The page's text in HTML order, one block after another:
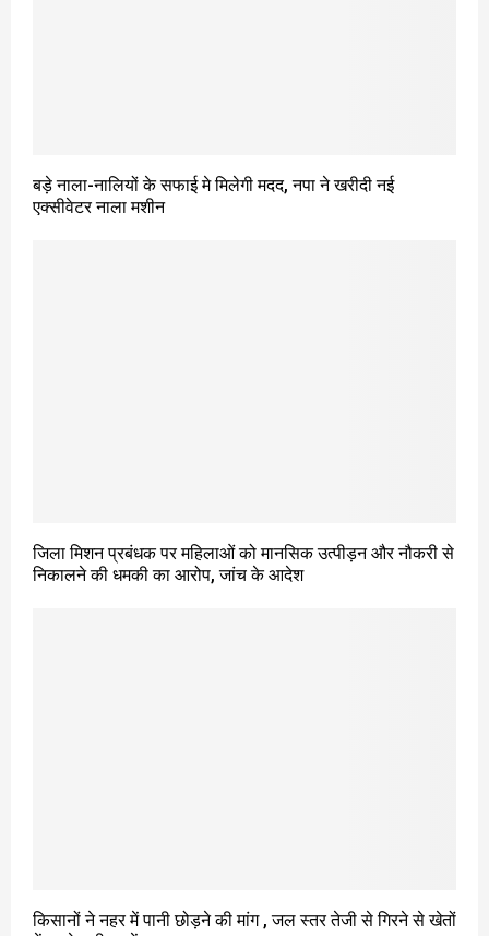
बड़े नाला-नालियों के सफाई मे मिलेगी मदद, नपा ने खरीदी नई
एक्सीवेटर नाला मशीन
जिला मिशन प्रबंधक पर महिलाओं को मानसिक उत्पीड़न और नौकरी से
निकालने की धमकी का आरोप, जांच के आदेश
किसानों ने नहर में पानी छोड़ने की मांग , जल स्तर तेजी से गिरने से खेतों